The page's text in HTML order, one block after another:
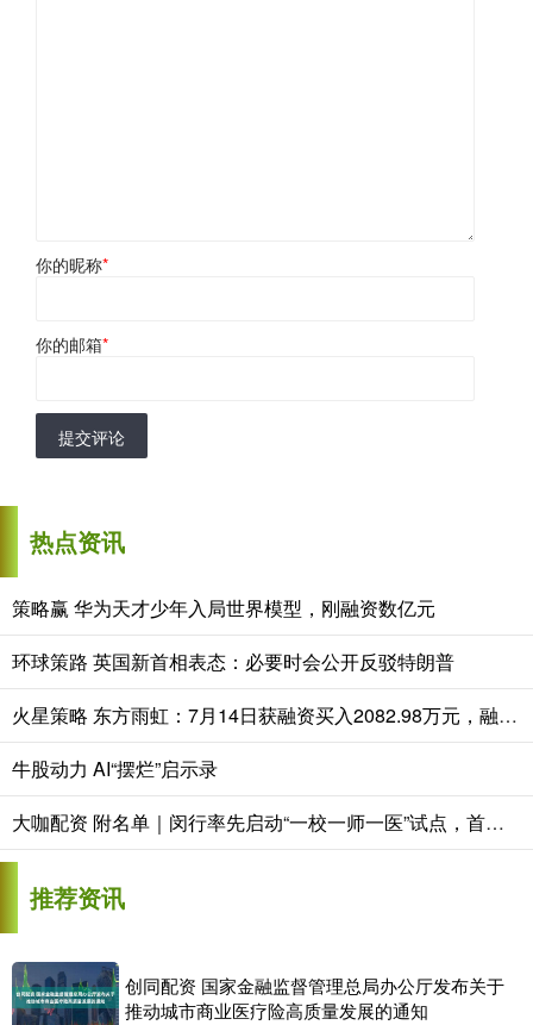
你的昵称*
你的邮箱*
提交评论
热点资讯
策略赢 华为天才少年入局世界模型，刚融资数亿元
环球策路 英国新首相表态：必要时会公开反驳特朗普
火星策略 东方雨虹：7月14日获融资买入2082.98万元，融资余额连续3天增加，市场人气旺盛属强势市场
牛股动力 AI“摆烂”启示录
大咖配资 附名单｜闵行率先启动“一校一师一医”试点，首批14家校园心理健康驿站落成
推荐资讯
创同配资 国家金融监督管理总局办公厅发布关于
推动城市商业医疗险高质量发展的通知